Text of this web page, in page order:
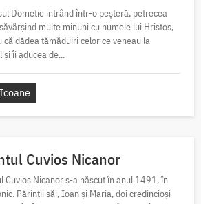
Dometie intrând într-o peșteră, petrecea
multe minuni cu numele lui Hristos,
că dădea tămăduiri celor ce veneau la
și îi aducea de...
Icoane
Cuvios Nicanor
Cuvios Nicanor s-a născut în anul 1491, în
Părinții săi, Ioan și Maria, doi credincioși